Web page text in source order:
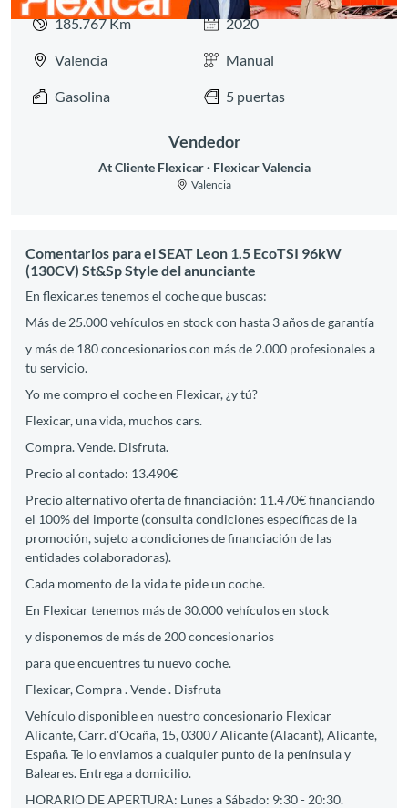
185.767 Km 2020
Valencia Manual
Gasolina 5 puertas
Vendedor
At Cliente Flexicar Flexicar Valencia
Valencia
Comentarios para el SEAT Leon 1.5 EcoTSI 96kW
(130CV) St&Sp Style del anunciante
En flexicar.es tenemos el coche que buscas:
Más de 25.000 vehículos en stock con hasta 3 años de garantía
y más de 180 concesionarios con más de 2.000 profesionales a
tu servicio.
Yo me compro el coche en Flexicar, ¿y tú?
Flexicar, una vida, muchos cars.
Compra. Vende. Disfruta.
Precio al contado: 13.490€
Precio alternativo oferta de financiación: 11.470€ financiando
el 100% del importe (consulta condiciones específicas de la
promoción, sujeto a condiciones de financiación de las
entidades colaboradoras).
Cada momento de la vida te pide un coche.
En Flexicar tenemos más de 30.000 vehículos en stock
y disponemos de más de 200 concesionarios
para que encuentres tu nuevo coche.
Flexicar, Compra . Vende . Disfruta
Vehículo disponible en nuestro concesionario Flexicar
Alicante, Carr. d'Ocaña, 15, 03007 Alicante (Alacant), Alicante,
España. Te lo enviamos a cualquier punto de la península y
Baleares. Entrega a domicilio.
HORARIO DE APERTURA: Lunes a Sábado: 9:30 - 20:30.